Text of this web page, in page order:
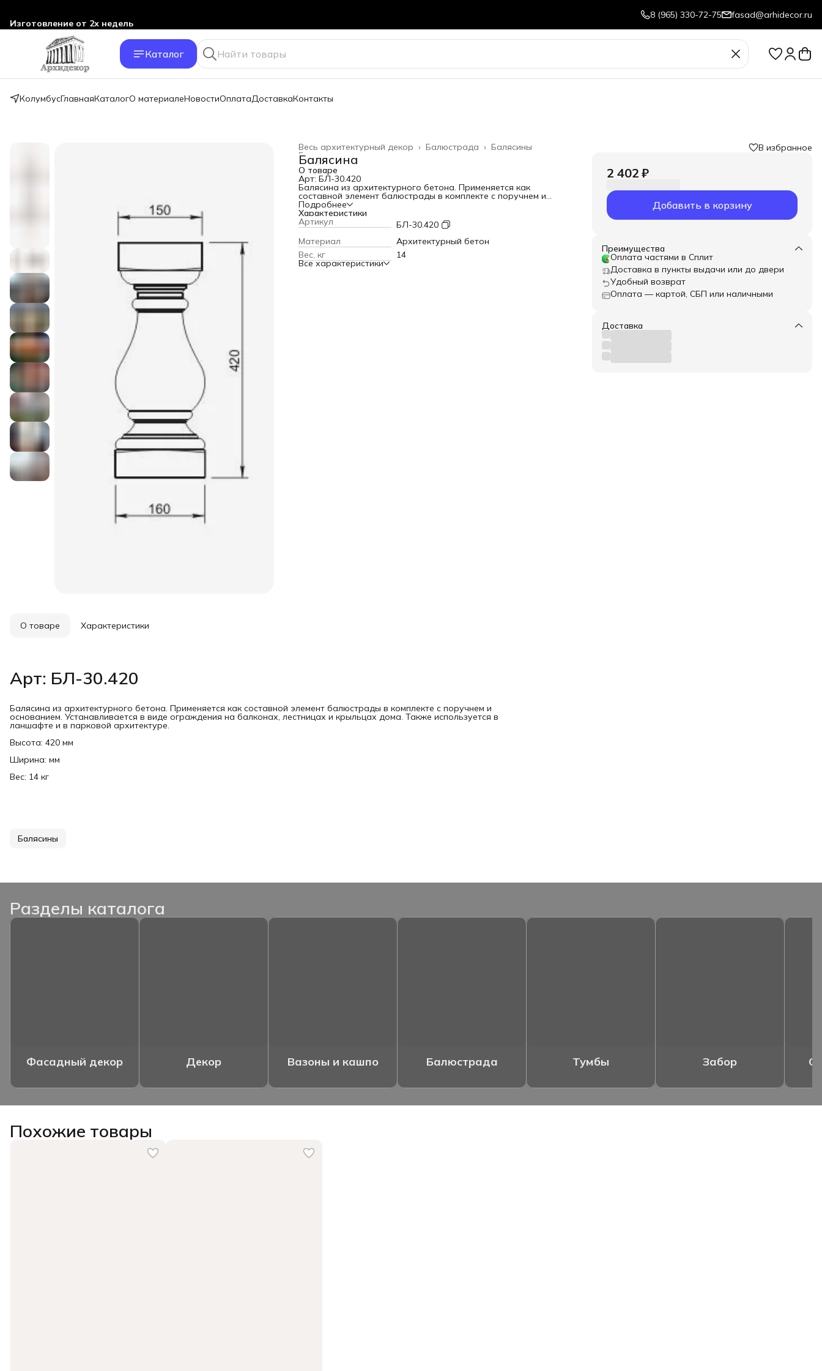
8 (965) 330-72-75 fasad@arhidecor.ru
Каталог
КолумбусГлавнаяКаталогО материалеНовостиОплатаДоставкаКонтакты
Балясины
Балюстрада ›
Весь архитектурный декор ›
Главная
Балясина
О товаре
Арт: БЛ-30.420
Балясина из архитектурного бетона. Применяется как
составной элемент балюстрады в комплекте с поручнем и
основанием. Устанавливается в виде ограждения на
балконах, лестницах и крыльцах дома. Также используется в
ланшафте и в парковой архитектуре.
Высота: 420 мм
Ширина: мм
Вес: 14 кг
Подробнее
Характеристики
Артикул
БЛ-30.420
Материал
Архитектурный бетон
Вес, кг
14
Все характеристики
В избранное
2 402 ₽
Добавить в корзину
Преимущества
Оплата частями в Сплит
Доставка в пункты выдачи или до двери
Удобный возврат
Оплата — картой, СБП или наличными
Доставка
О товаре Характеристики
Арт: БЛ-30.420
Балясина из архитектурного бетона. Применяется как составной элемент балюстрады в комплекте с поручнем и
основанием. Устанавливается в виде ограждения на балконах, лестницах и крыльцах дома. Также используется в
ланшафте и в парковой архитектуре.
Высота: 420 мм
Ширина: мм
Вес: 14 кг
Балясины
Разделы каталога
Фасадный декор Декор Вазоны и кашпо Балюстрада Тумбы Забор
Похожие товары